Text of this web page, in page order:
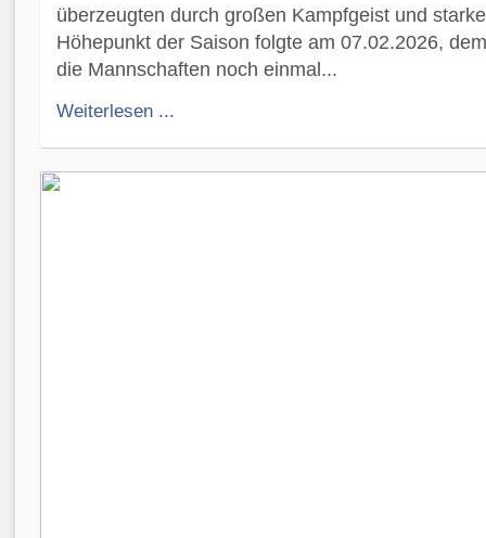
überzeugten durch großen Kampfgeist und
Höhepunkt der Saison folgte am 07.02.2026,
die Mannschaften noch einmal...
Weiterlesen ...